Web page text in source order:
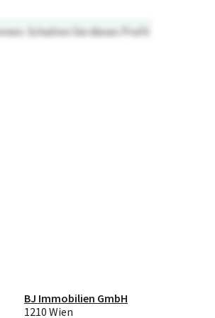
Schalten Sie dieses Profil
BJ Immobilien GmbH
1210 Wien